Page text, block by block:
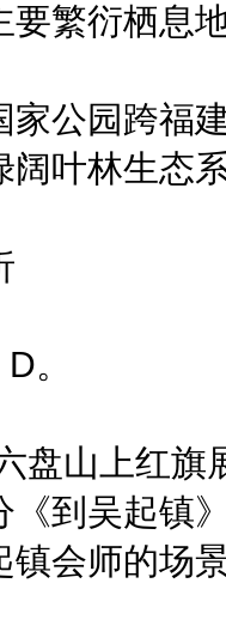
要繁衍栖息
园跨福建
阔叶林生态
。
山上红旗展
《到吴起镇
镇会师的场